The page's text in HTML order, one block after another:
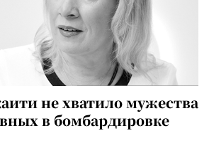
не хватило мужества
в бомбардировке